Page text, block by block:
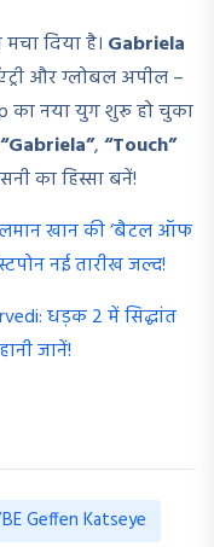
दिया है। Gabriela
और ग्लोबल अपील –
का नया युग शुरू हो चुका
“Gabriela”,“Touch”
का हिस्सा बनें!
खान की ‘बैटल ऑफ
नई तारीख जल्द!
धड़क 2 में सिद्धांत
जानें!
Geffen Katseye